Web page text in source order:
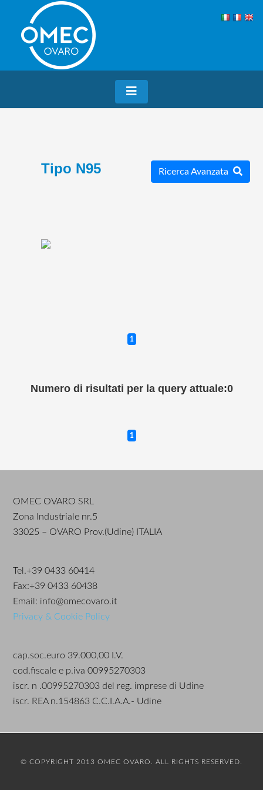
Tipo N95 Ricerca Avanzata
1
Numero di risultati per la query attuale:0
1
OMEC OVARO SRL
Zona Industriale nr.5
33025 – OVARO Prov.(Udine) ITALIA
Tel.+39 0433 60414
Fax:+39 0433 60438
Email: info@omecovaro.it
Privacy & Cookie Policy
cap.soc.euro 39.000,00 I.V.
cod.fiscale e p.iva 00995270303
iscr. n .00995270303 del reg. imprese di Udine
iscr. REA n.154863 C.C.I.A.A.- Udine
© COPYRIGHT 2013 OMEC OVARO. ALL RIGHTS RESERVED.